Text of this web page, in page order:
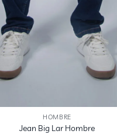
HOMBRE
Jean Big Lar Hombre